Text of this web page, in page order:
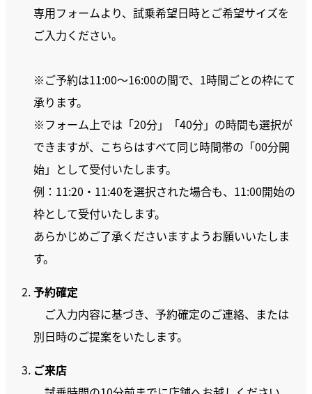
専用フォームより、試乗希望日時とご希望サイズを
ご入力ください。
※ご予約は11:00〜16:00の間で、1時間ごとの枠にて
承ります。
※フォーム上では「20分」「40分」の時間も選択が
できますが、こちらはすべて同じ時間帯の「00分開
始」として受付いたします。
例：11:20・11:40を選択された場合も、11:00開始の
枠として受付いたします。
あらかじめご了承くださいますようお願いいたしま
す。
予約確定
ご入力内容に基づき、予約確定のご連絡、または
別日時のご提案をいたします。
ご来店